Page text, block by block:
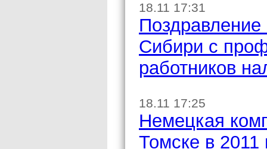
18.11 17:31
Сибири с
работников
18.11 17:25
Немецкая
Томске в